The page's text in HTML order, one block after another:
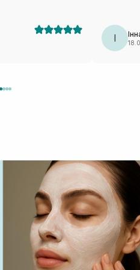
І